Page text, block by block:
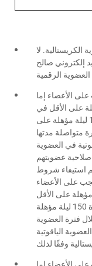
الكريستالية. لا
إلكتروني صالح
الأعضاء إما
لمدة 10 ليالٍ مؤهلة على الأقل في
الغرف للإقامات القصيرة، أو الإقامة لمدة 150 ليلة مؤهلة على
متواصلة مدتها
في العضوية
صلاحية عضويتهم
شهرًا ما لم يتم استيفاء شروط
على الأعضاء
أي منشأة مشاركة لمدة 10 ليالٍ مؤهلة على الأقل
في الغرف للإقامات القصيرة، أو الإقامة لمدة 150 ليلة مؤهلة
فترة العضوية
العضوية الياقوتية